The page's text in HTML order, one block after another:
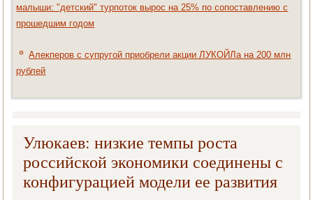
малыши: "детский" турпоток вырос на 25% по сопоставлению с
прошедшим годом
Алекперов с супругой приобрели акции ЛУКОЙЛа на 200 млн
рублей
Улюкаев: низкие темпы роста
российской экономики соединены с
конфигурацией модели ее развития